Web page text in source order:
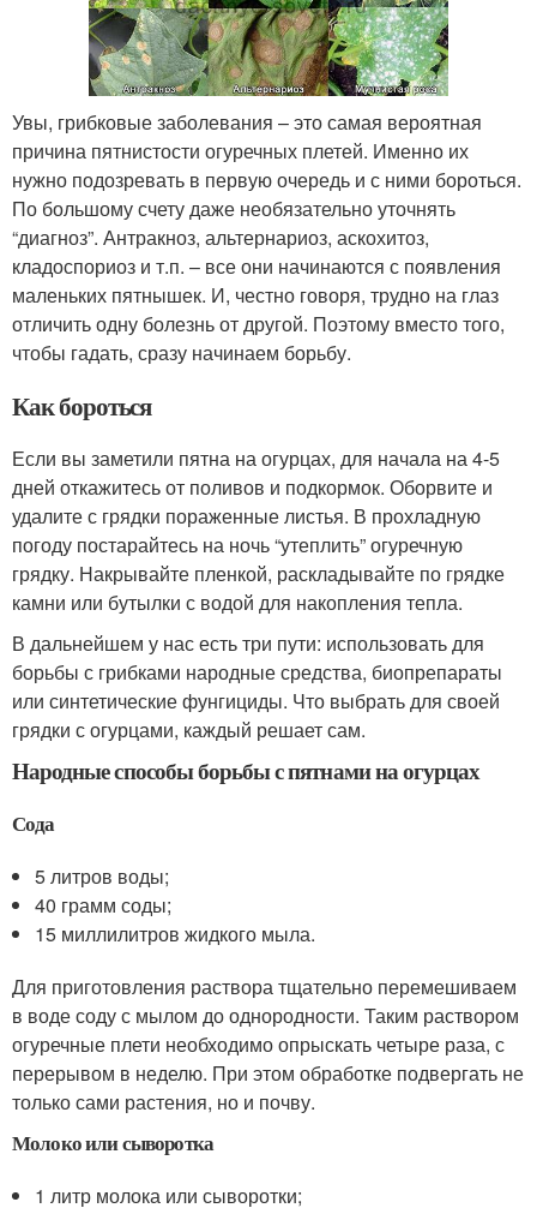
Увы, грибковые заболевания – это самая вероятная
причина пятнистости огуречных плетей. Именно их
нужно подозревать в первую очередь и с ними бороться.
По большому счету даже необязательно уточнять
“диагноз”. Антракноз, альтернариоз, аскохитоз,
кладоспориоз и т.п. – все они начинаются с появления
маленьких пятнышек. И, честно говоря, трудно на глаз
отличить одну болезнь от другой. Поэтому вместо того,
чтобы гадать, сразу начинаем борьбу.
Как бороться
Если вы заметили пятна на огурцах, для начала на 4-5
дней откажитесь от поливов и подкормок. Оборвите и
удалите с грядки пораженные листья. В прохладную
погоду постарайтесь на ночь “утеплить” огуречную
грядку. Накрывайте пленкой, раскладывайте по грядке
камни или бутылки с водой для накопления тепла.
В дальнейшем у нас есть три пути: использовать для
борьбы с грибками народные средства, биопрепараты
или синтетические фунгициды. Что выбрать для своей
грядки с огурцами, каждый решает сам.
Народные способы борьбы с пятнами на огурцах
Сода
5 литров воды;
40 грамм соды;
15 миллилитров жидкого мыла.
Для приготовления раствора тщательно перемешиваем
в воде соду с мылом до однородности. Таким раствором
огуречные плети необходимо опрыскать четыре раза, с
перерывом в неделю. При этом обработке подвергать не
только сами растения, но и почву.
Молоко или сыворотка
1 литр молока или сыворотки;